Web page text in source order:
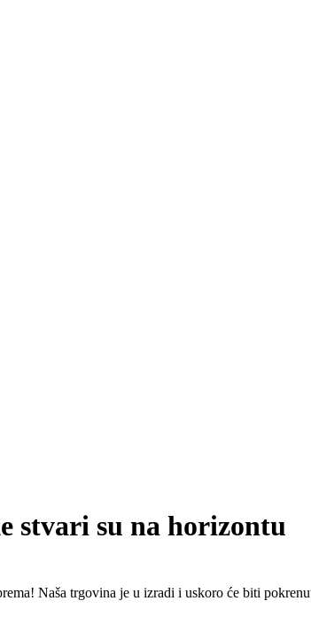
stvari su na horizontu
Naša trgovina je u izradi i uskoro će biti